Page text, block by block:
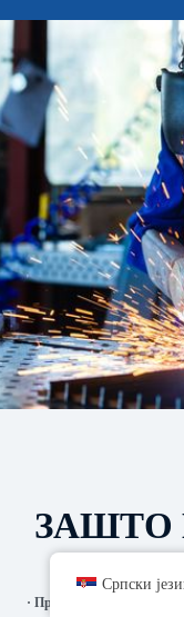
ЗАШТО
· Произвођач машина за
Српски